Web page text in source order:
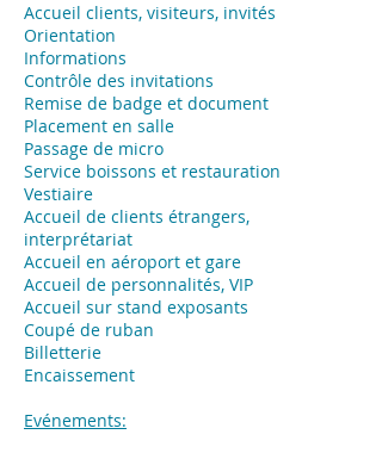
Accueil clients, visiteurs, invités
Orientation
Informations
Contrôle des invitations
Remise de badge et document
Placement en salle
Passage de micro
Service boissons et restauration
Vestiaire
Accueil de clients étrangers,
interprétariat
Accueil en aéroport et gare
Accueil de personnalités, VIP
Accueil sur stand exposants
Coupé de ruban
Billetterie
Encaissement
Evénements: